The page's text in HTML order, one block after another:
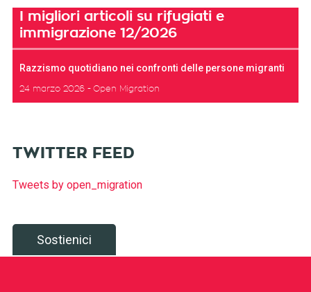
I migliori articoli su rifugiati e
immigrazione 12/2026
Razzismo quotidiano nei confronti delle persone migranti
24 marzo 2026 Open Migration
TWITTER FEED
Tweets by open_migration
Sostienici